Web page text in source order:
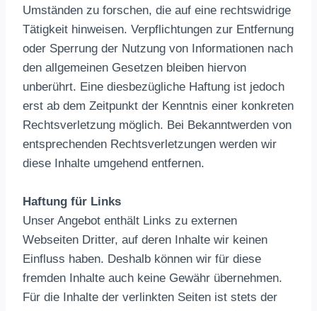
Umständen zu forschen, die auf eine rechtswidrige
Tätigkeit hinweisen. Verpflichtungen zur Entfernung
oder Sperrung der Nutzung von Informationen nach
den allgemeinen Gesetzen bleiben hiervon
unberührt. Eine diesbezügliche Haftung ist jedoch
erst ab dem Zeitpunkt der Kenntnis einer konkreten
Rechtsverletzung möglich. Bei Bekanntwerden von
entsprechenden Rechtsverletzungen werden wir
diese Inhalte umgehend entfernen.
Haftung für Links
Unser Angebot enthält Links zu externen
Webseiten Dritter, auf deren Inhalte wir keinen
Einfluss haben. Deshalb können wir für diese
fremden Inhalte auch keine Gewähr übernehmen.
Für die Inhalte der verlinkten Seiten ist stets der